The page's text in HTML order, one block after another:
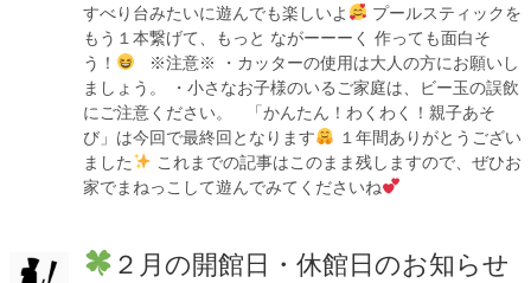
すべり台みたいに遊んでも楽しいよ
プールスティックを
もう１本繋げて、もっと ながーーーく 作っても面白そ
う！
※注意※ ・カッターの使用は大人の方にお願いし
ましょう。 ・小さなお子様のいるご家庭は、ビー玉の誤飲
にご注意ください。 「かんたん！わくわく！親子あそ
び」は今回で最終回となります
１年間ありがとうござい
ました
これまでの記事はこのまま残しますので、ぜひお
家でまねっこして遊んでみてくださいね
２月の開館日・休館日のお知らせ